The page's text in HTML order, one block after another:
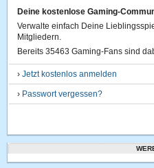
Deine kostenlose Gaming-
Verwalte einfach Deine
Mitgliedern.
Bereits 35463 Gaming-Fans sind
›Jetzt kostenlos anmelden
› Passwort vergessen?